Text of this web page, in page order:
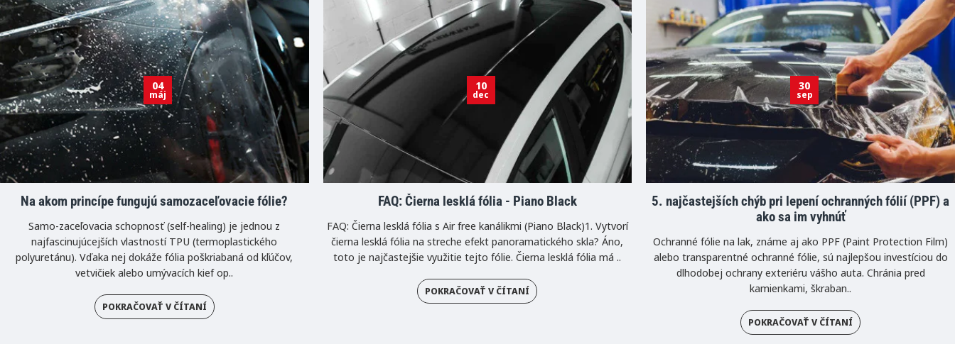
04
máj
Na akom princípe fungujú samozaceľovacie fólie?
Samo-zaceľovacia schopnosť (self-healing) je jednou z
najfascinujúcejších vlastností TPU (termoplastického
polyuretánu). Vďaka nej dokáže fólia poškriabaná od kľúčov,
vetvičiek alebo umývacích kief op..
POKRAČOVAŤ V ČÍTANÍ
10
dec
FAQ: Čierna lesklá fólia - Piano Black
FAQ: Čierna lesklá fólia s Air free kanálikmi (Piano Black)1. Vytvorí
čierna lesklá fólia na streche efekt panoramatického skla? Áno,
toto je najčastejšie využitie tejto fólie. Čierna lesklá fólia má ..
POKRAČOVAŤ V ČÍTANÍ
30
sep
5. najčastejších chýb pri lepení ochranných fólií (PPF) a
ako sa im vyhnúť
Ochranné fólie na lak, známe aj ako PPF (Paint Protection Film)
alebo transparentné ochranné fólie, sú najlepšou investíciou do
dlhodobej ochrany exteriéru vášho auta. Chránia pred
kamienkami, škraban..
POKRAČOVAŤ V ČÍTANÍ